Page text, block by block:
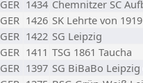
GER 1434 Chemnitzer SC
GER 1426 SK Lehrte von
GER 1422 SG Leipzig
GER 1411 TSG 1861 Taucha
GER 1397 SG BiBaBo Leipzig